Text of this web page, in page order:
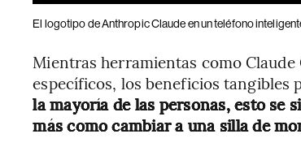
El logotipo de Anthropic Claude en un teléfono
Mientras herramientas como
específicos, los beneficios tangibles
la mayoría de las personas, esto se
más como cambiar a una silla de